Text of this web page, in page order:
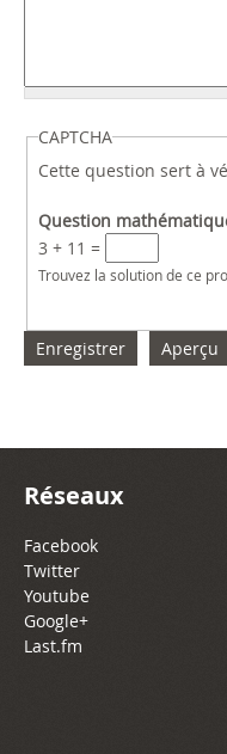
CAPTCHA
Cette question sert à
Question
3 + 11 =
Trouvez la solution de ce
Réseaux
Facebook
Twitter
Youtube
Google+
Last.fm